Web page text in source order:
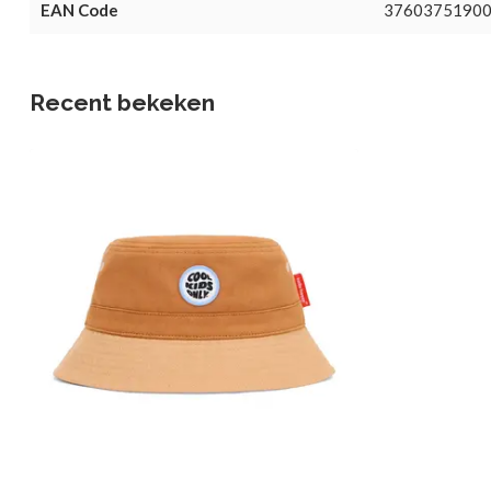
EAN Code
Recent bekeken